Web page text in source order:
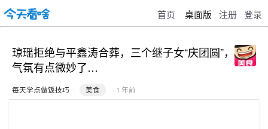
首页 桌面版 注册 登录
琼瑶拒绝与平鑫涛合葬，三个继子女“庆团圆”，
气氛有点微妙了…
每天学点做饭技巧 · 美食 · 1 年前